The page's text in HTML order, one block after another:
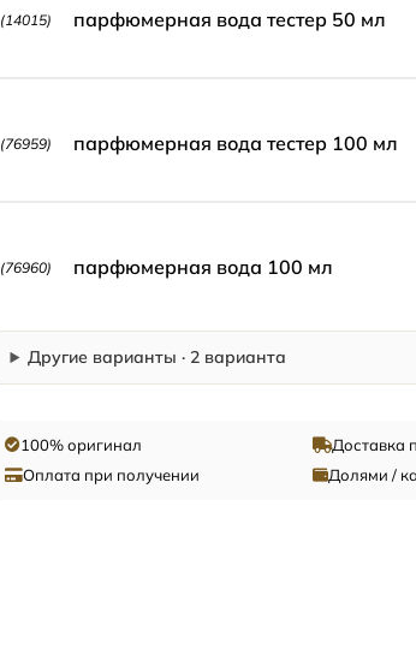
(14015) парфюмерная вода тестер 50 мл
(76959) парфюмерная вода тестер 100 мл
(76960) парфюмерная вода 100 мл
Другие варианты · 2 варианта
100% оригинал
Доставка
Оплата при получении
Долями /